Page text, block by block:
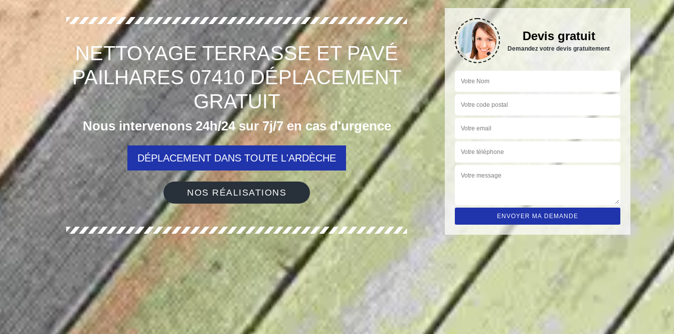
NETTOYAGE TERRASSE ET PAVÉ
PAILHARES 07410 DÉPLACEMENT
GRATUIT
Nous intervenons 24h/24 sur 7j/7 en cas d'urgence
DÉPLACEMENT DANS TOUTE L'ARDÈCHE
NOS RÉALISATIONS
Devis gratuit
Demandez votre devis gratuitement